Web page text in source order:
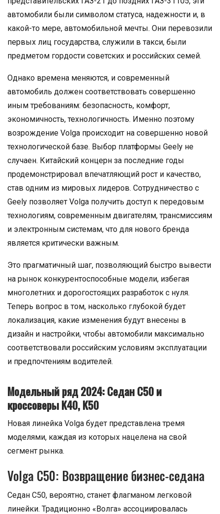
автомобили были символом статуса, надежности и, в
какой-то мере, автомобильной мечты. Они перевозили
первых лиц государства, служили в такси, были
предметом гордости советских и российских семей.
Однако времена меняются, и современный
автомобиль должен соответствовать совершенно
иным требованиям: безопасность, комфорт,
экономичность, технологичность. Именно поэтому
возрождение Volga происходит на совершенно новой
технологической базе. Выбор платформы Geely не
случаен. Китайский концерн за последние годы
продемонстрировал впечатляющий рост и качество,
став одним из мировых лидеров. Сотрудничество с
Geely позволяет Volga получить доступ к передовым
технологиям, современным двигателям, трансмиссиям
и электронным системам, что для нового бренда
является критически важным.
Это прагматичный шаг, позволяющий быстро вывести
на рынок конкурентоспособные модели, избегая
многолетних и дорогостоящих разработок с нуля.
Теперь вопрос в том, насколько глубокой будет
локализация, какие изменения будут внесены в
дизайн и настройки, чтобы автомобили максимально
соответствовали российским условиям эксплуатации
и предпочтениям водителей.
Модельный ряд 2024: Седан C50 и
кроссоверы K40, K50
Новая линейка Volga будет представлена тремя
моделями, каждая из которых нацелена на свой
сегмент рынка.
Volga C50: Возвращение бизнес-седана
Седан C50, вероятно, станет флагманом легковой
линейки. Традиционно «Волга» ассоциировалась